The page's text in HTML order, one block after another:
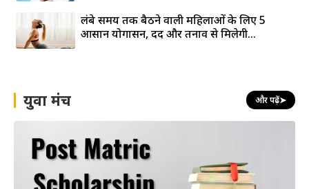
लंबे समय तक बैठने वाली महिलाओं के लिए 5
आसान योगासन, दर्द और तनाव से मिलेगी...
युवा मंच और पढ़ें➤